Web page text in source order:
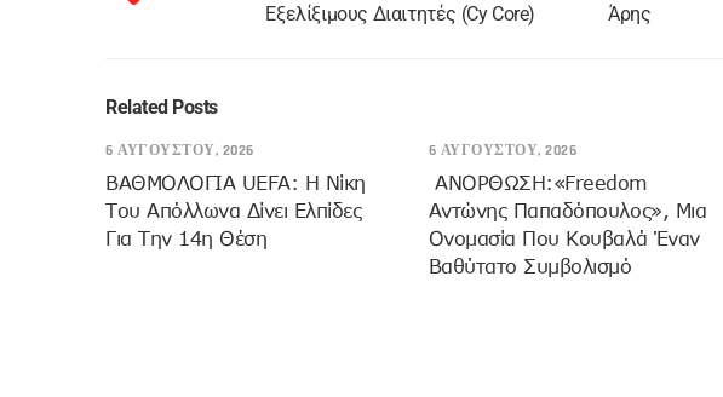
Εξελίξιμους Διαιτητές (Cy Core)
Άρης
Related Posts
6 ΑΥΓΟΎΣΤΟΥ, 2026
ΒΑΘΜΟΛΟΓΙΑ UEFA: Η Νίκη
Του Απόλλωνα Δίνει Ελπίδες
Για Την 14η Θέση
6 ΑΥΓΟΎΣΤΟΥ, 2026
ANOΡΘΩΣΗ:«Freedom
Αντώνης Παπαδόπουλος», Μια
Ονομασία Που Κουβαλά Έναν
Βαθύτατο Συμβολισμό